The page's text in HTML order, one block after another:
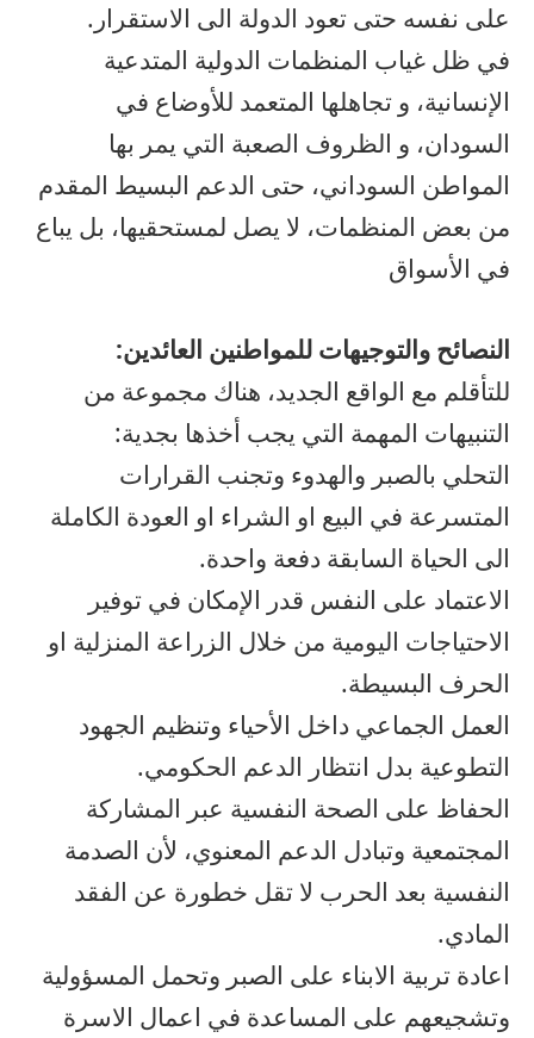
على نفسه حتى تعود الدولة الى الاستقرار.
في ظل غياب المنظمات الدولية المتدعية
الإنسانية، و تجاهلها المتعمد للأوضاع في
السودان، و الظروف الصعبة التي يمر بها
المواطن السوداني، حتى الدعم البسيط المقدم
من بعض المنظمات، لا يصل لمستحقيها، بل يباع
في الأسواق
النصائح والتوجيهات للمواطنين العائدين:
للتأقلم مع الواقع الجديد، هناك مجموعة من
التنبيهات المهمة التي يجب أخذها بجدية:
التحلي بالصبر والهدوء وتجنب القرارات
المتسرعة في البيع او الشراء او العودة الكاملة
الى الحياة السابقة دفعة واحدة.
الاعتماد على النفس قدر الإمكان في توفير
الاحتياجات اليومية من خلال الزراعة المنزلية او
الحرف البسيطة.
العمل الجماعي داخل الأحياء وتنظيم الجهود
التطوعية بدل انتظار الدعم الحكومي.
الحفاظ على الصحة النفسية عبر المشاركة
المجتمعية وتبادل الدعم المعنوي، لأن الصدمة
النفسية بعد الحرب لا تقل خطورة عن الفقد
المادي.
اعادة تربية الابناء على الصبر وتحمل المسؤولية
وتشجيعهم على المساعدة في اعمال الاسرة